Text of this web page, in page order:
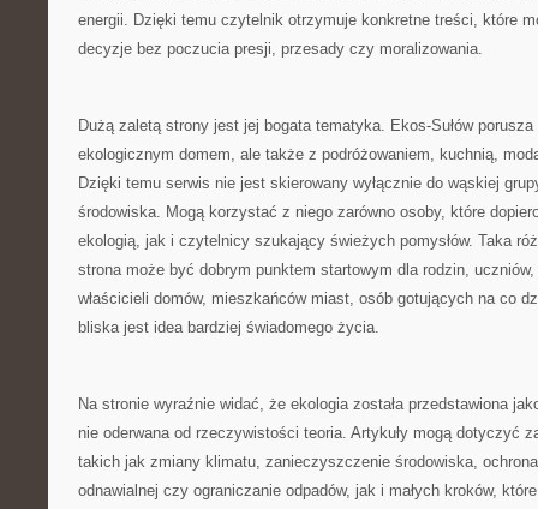
energii. Dzięki temu czytelnik otrzymuje konkretne treści, które
decyzje bez poczucia presji, przesady czy moralizowania.
Dużą zaletą strony jest jej bogata tematyka. Ekos-Sułów
ekologicznym domem, ale także z podróżowaniem, kuchnią,
Dzięki temu serwis nie jest skierowany wyłącznie do wąskiej
środowiska. Mogą korzystać z niego zarówno osoby, które
ekologią, jak i czytelnicy szukający świeżych pomysłów. Taka
strona może być dobrym punktem startowym dla rodzin,
właścicieli domów, mieszkańców miast, osób gotujących na co
bliska jest idea bardziej świadomego życia.
Na stronie wyraźnie widać, że ekologia została przedstawiona
nie oderwana od rzeczywistości teoria. Artykuły mogą dotyczyć
takich jak zmiany klimatu, zanieczyszczenie środowiska,
odnawialnej czy ograniczanie odpadów, jak i małych kroków,